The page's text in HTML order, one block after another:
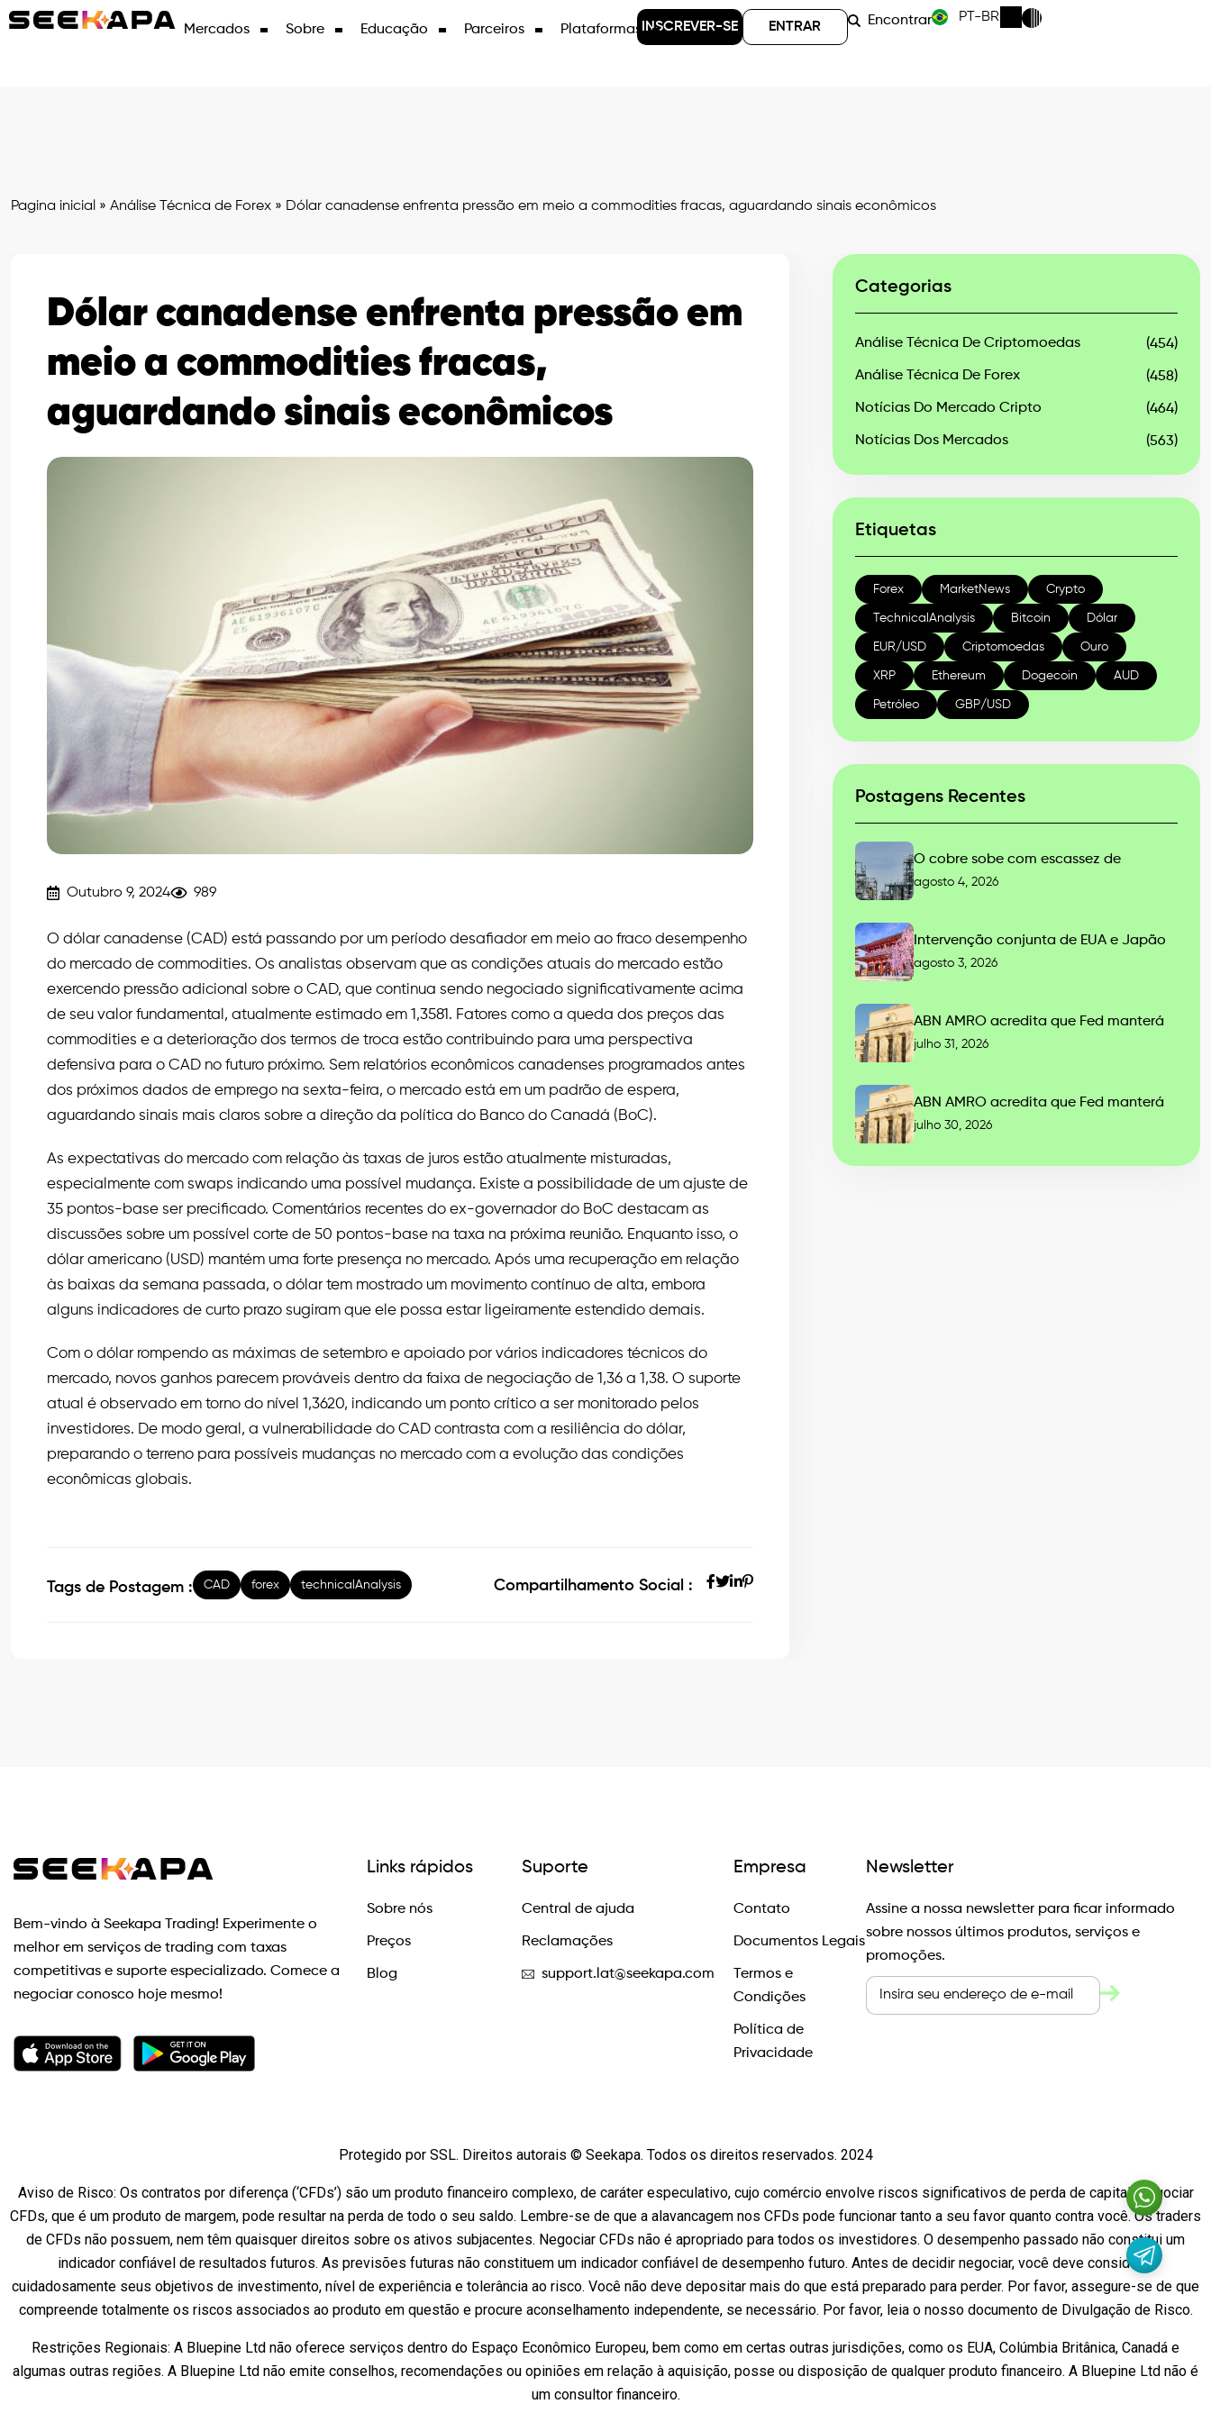
Mercados Sobre Educação Parceiros Plataformas INSCREVER-SE ENTRAR Encontrar PT-BR
Pagina inicial » Análise Técnica de Forex » Dólar canadense enfrenta pressão em meio a commodities fracas, aguardando sinais econômicos
Dólar canadense enfrenta pressão em
meio a commodities fracas,
aguardando sinais econômicos
Outubro 9, 2024 989
O dólar canadense (CAD) está passando por um período desafiador em meio ao fraco desempenho
do mercado de commodities. Os analistas observam que as condições atuais do mercado estão
exercendo pressão adicional sobre o CAD, que continua sendo negociado significativamente acima
de seu valor fundamental, atualmente estimado em 1,3581. Fatores como a queda dos preços das
commodities e a deterioração dos termos de troca estão contribuindo para uma perspectiva
defensiva para o CAD no futuro próximo. Sem relatórios econômicos canadenses programados antes
dos próximos dados de emprego na sexta-feira, o mercado está em um padrão de espera,
aguardando sinais mais claros sobre a direção da política do Banco do Canadá (BoC).
As expectativas do mercado com relação às taxas de juros estão atualmente misturadas,
especialmente com swaps indicando uma possível mudança. Existe a possibilidade de um ajuste de
35 pontos-base ser precificado. Comentários recentes do ex-governador do BoC destacam as
discussões sobre um possível corte de 50 pontos-base na taxa na próxima reunião. Enquanto isso, o
dólar americano (USD) mantém uma forte presença no mercado. Após uma recuperação em relação
às baixas da semana passada, o dólar tem mostrado um movimento contínuo de alta, embora
alguns indicadores de curto prazo sugiram que ele possa estar ligeiramente estendido demais.
Com o dólar rompendo as máximas de setembro e apoiado por vários indicadores técnicos do
mercado, novos ganhos parecem prováveis dentro da faixa de negociação de 1,36 a 1,38. O suporte
atual é observado em torno do nível 1,3620, indicando um ponto crítico a ser monitorado pelos
investidores. De modo geral, a vulnerabilidade do CAD contrasta com a resiliência do dólar,
preparando o terreno para possíveis mudanças no mercado com a evolução das condições
econômicas globais.
Tags de Postagem : CAD forex technicalAnalysis Compartilhamento Social :
Categorias
Análise Técnica De Criptomoedas (454)
Análise Técnica De Forex (458)
Notícias Do Mercado Cripto (464)
Notícias Dos Mercados (563)
Etiquetas
Forex MarketNews Crypto
TechnicalAnalysis Bitcoin Dólar
EUR/USD Criptomoedas Ouro
XRP Ethereum Dogecoin AUD
Petróleo GBP/USD
Postagens Recentes
O cobre sobe com escassez de
agosto 4, 2026
Intervenção conjunta de EUA e Japão
agosto 3, 2026
ABN AMRO acredita que Fed manterá
julho 31, 2026
ABN AMRO acredita que Fed manterá
julho 30, 2026
Bem-vindo à Seekapa Trading! Experimente o
melhor em serviços de trading com taxas
competitivas e suporte especializado. Comece a
negociar conosco hoje mesmo!
Links rápidos
Sobre nós
Preços
Blog
Suporte
Central de ajuda
Reclamações
support.lat@seekapa.com
Empresa
Contato
Documentos Legais
Termos e
Condições
Política de
Privacidade
Newsletter
Assine a nossa newsletter para ficar informado
sobre nossos últimos produtos, serviços e
promoções.
Protegido por SSL. Direitos autorais © Seekapa. Todos os direitos reservados. 2024
Aviso de Risco: Os contratos por diferença (‘CFDs’) são um produto financeiro complexo, de caráter especulativo, cujo comércio envolve riscos significativos de perda de capital. Negociar
CFDs, que é um produto de margem, pode resultar na perda de todo o seu saldo. Lembre-se de que a alavancagem nos CFDs pode funcionar tanto a seu favor quanto contra você. Os traders
de CFDs não possuem, nem têm quaisquer direitos sobre os ativos subjacentes. Negociar CFDs não é apropriado para todos os investidores. O desempenho passado não constitui um
indicador confiável de resultados futuros. As previsões futuras não constituem um indicador confiável de desempenho futuro. Antes de decidir negociar, você deve considerar
cuidadosamente seus objetivos de investimento, nível de experiência e tolerância ao risco. Você não deve depositar mais do que está preparado para perder. Por favor, assegure-se de que
compreende totalmente os riscos associados ao produto em questão e procure aconselhamento independente, se necessário. Por favor, leia o nosso documento de Divulgação de Risco.
Restrições Regionais: A Bluepine Ltd não oferece serviços dentro do Espaço Econômico Europeu, bem como em certas outras jurisdições, como os EUA, Colúmbia Britânica, Canadá e
algumas outras regiões. A Bluepine Ltd não emite conselhos, recomendações ou opiniões em relação à aquisição, posse ou disposição de qualquer produto financeiro. A Bluepine Ltd não é
um consultor financeiro.